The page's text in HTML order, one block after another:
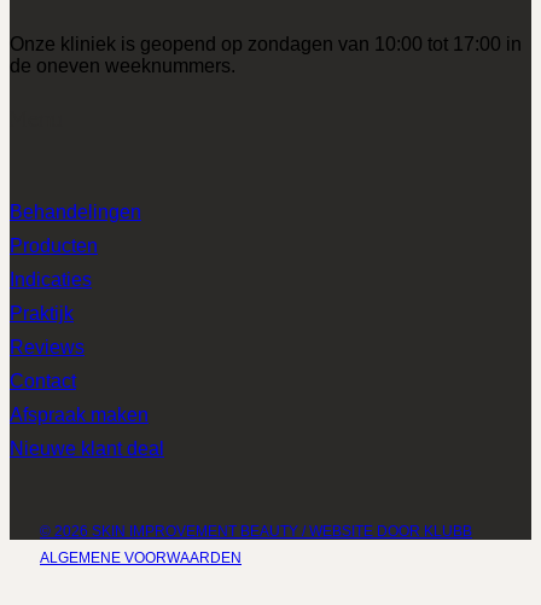
Onze kliniek is geopend op zondagen van 10:00 tot 17:00 in
de oneven weeknummers.
Behandelingen
Producten
Indicaties
Praktijk
Reviews
Contact
Afspraak maken
Nieuwe klant deal
ALGEMENE VOORWAARDEN
© 2026 SKIN IMPROVEMENT BEAUTY / WEBSITE DOOR KLUBB